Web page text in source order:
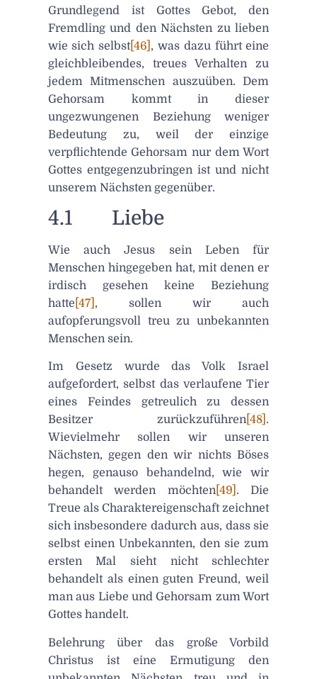
Grundlegend ist Gottes Gebot, den
Fremdling und den Nächsten zu lieben
wie sich selbst[46] , was dazu führt eine
gleichbleibendes, treues Verhalten zu
jedem Mitmenschen auszuüben. Dem
Gehorsam kommt in dieser
ungezwungenen Beziehung weniger
Bedeutung zu, weil der einzige
verpflichtende Gehorsam nur dem Wort
Gottes entgegenzubringen ist und nicht
unserem Nächsten gegenüber.
4.1 Liebe
Wie auch Jesus sein Leben für
Menschen hingegeben hat, mit denen er
irdisch gesehen keine Beziehung
hatte [47] , sollen wir auch
aufopferungsvoll treu zu unbekannten
Menschen sein.
Im Gesetz wurde das Volk Israel
aufgefordert, selbst das verlaufene Tier
eines Feindes getreulich zu dessen
Besitzer zurückzuführen [48] .
Wievielmehr sollen wir unseren
Nächsten, gegen den wir nichts Böses
hegen, genauso behandelnd, wie wir
behandelt werden möchten[49] . Die
Treue als Charaktereigenschaft zeichnet
sich insbesondere dadurch aus, dass sie
selbst einen Unbekannten, den sie zum
ersten Mal sieht nicht schlechter
behandelt als einen guten Freund, weil
man aus Liebe und Gehorsam zum Wort
Gottes handelt.
Belehrung über das große Vorbild
Christus ist eine Ermutigung den